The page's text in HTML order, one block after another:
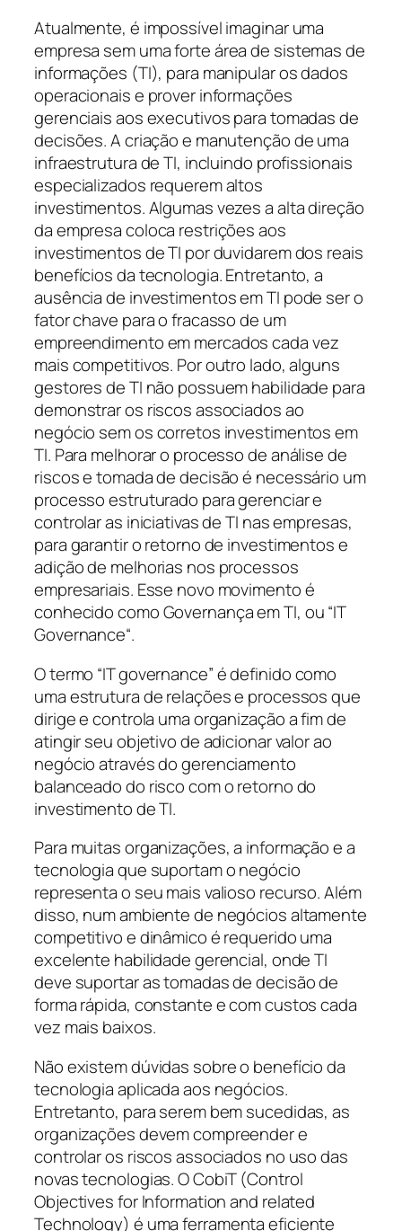
Atualmente, é impossível imaginar uma
empresa sem uma forte área de sistemas de
informações (TI), para manipular os dados
operacionais e prover informações
gerenciais aos executivos para tomadas de
decisões. A criação e manutenção de uma
infraestrutura de TI, incluindo profissionais
especializados requerem altos
investimentos. Algumas vezes a alta direção
da empresa coloca restrições aos
investimentos de TI por duvidarem dos reais
benefícios da tecnologia. Entretanto, a
ausência de investimentos em TI pode ser o
fator chave para o fracasso de um
empreendimento em mercados cada vez
mais competitivos. Por outro lado, alguns
gestores de TI não possuem habilidade para
demonstrar os riscos associados ao
negócio sem os corretos investimentos em
TI. Para melhorar o processo de análise de
riscos e tomada de decisão é necessário um
processo estruturado para gerenciar e
controlar as iniciativas de TI nas empresas,
para garantir o retorno de investimentos e
adição de melhorias nos processos
empresariais. Esse novo movimento é
conhecido como Governança em TI, ou “IT
Governance“.
O termo “IT governance” é definido como
uma estrutura de relações e processos que
dirige e controla uma organização a fim de
atingir seu objetivo de adicionar valor ao
negócio através do gerenciamento
balanceado do risco com o retorno do
investimento de TI.
Para muitas organizações, a informação e a
tecnologia que suportam o negócio
representa o seu mais valioso recurso. Além
disso, num ambiente de negócios altamente
competitivo e dinâmico é requerido uma
excelente habilidade gerencial, onde TI
deve suportar as tomadas de decisão de
forma rápida, constante e com custos cada
vez mais baixos.
Não existem dúvidas sobre o benefício da
tecnologia aplicada aos negócios.
Entretanto, para serem bem sucedidas, as
organizações devem compreender e
controlar os riscos associados no uso das
novas tecnologias. O CobiT (Control
Objectives for Information and related
Technology) é uma ferramenta eficiente